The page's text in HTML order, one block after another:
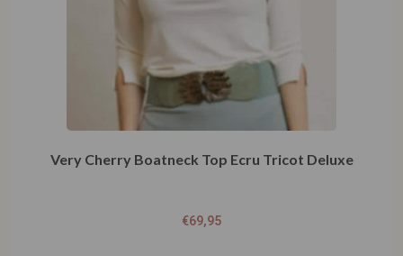
Very Cherry Boatneck Top Ecru Tricot Deluxe
€69,95